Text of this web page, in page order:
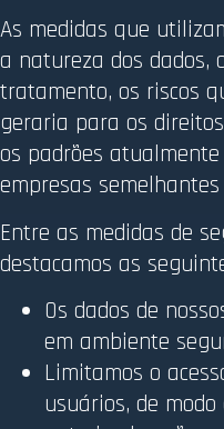
As medidas que
a natureza dos dados,
tratamento, os riscos
geraria para os
os padrões
empresas
Entre as medidas de
destacamos as
Os dados de
em ambiente
Limitamos o
usuários, de